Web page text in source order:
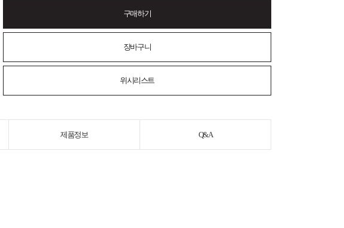
구매하기
장바구니
위시리스트
제품정보 Q&A